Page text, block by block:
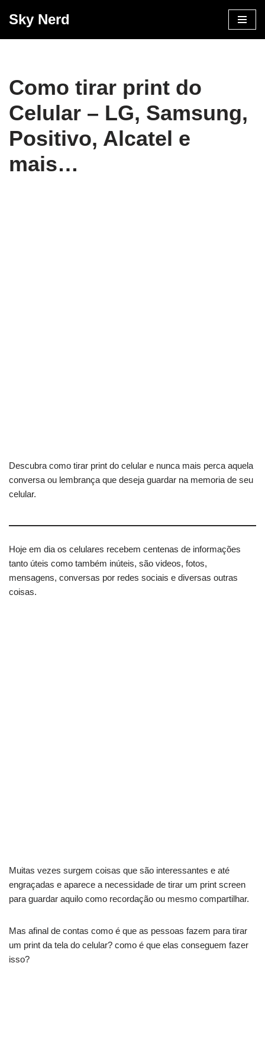
Sky Nerd
Como tirar print do
Celular – LG, Samsung,
Positivo, Alcatel e
mais…
Descubra como tirar print do celular e nunca mais perca aquela
conversa ou lembrança que deseja guardar na memoria de seu
celular.
Hoje em dia os celulares recebem centenas de informações
tanto úteis como também inúteis, são videos, fotos,
mensagens, conversas por redes sociais e diversas outras
coisas.
Muitas vezes surgem coisas que são interessantes e até
engraçadas e aparece a necessidade de tirar um print screen
para guardar aquilo como recordação ou mesmo compartilhar.
Mas afinal de contas como é que as pessoas fazem para tirar
um print da tela do celular? como é que elas conseguem fazer
isso?